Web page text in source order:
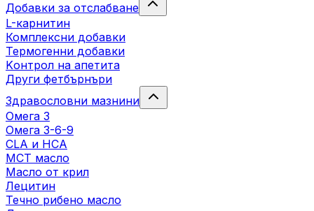
Добавки за отслабване
L-карнитин
Комплексни добавки
Термогенни добавки
Kонтрол на апетита
Други фетбърнъри
Здравословни мазнини
Омега 3
Омега 3-6-9
CLA и HCA
МСТ масло
Масло от крил
Лецитин
Течно рибено масло